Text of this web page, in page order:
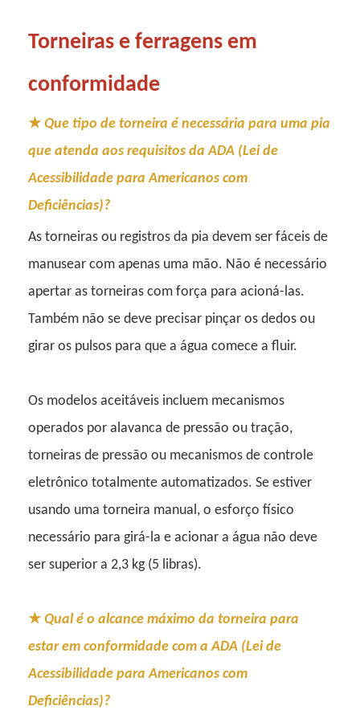
Torneiras e ferragens em
conformidade
★ Que tipo de torneira é necessária para uma pia
que atenda aos requisitos da ADA (Lei de
Acessibilidade para Americanos com
Deficiências)?
As torneiras ou registros da pia devem ser fáceis de
manusear com apenas uma mão. Não é necessário
apertar as torneiras com força para acioná-las.
Também não se deve precisar pinçar os dedos ou
girar os pulsos para que a água comece a fluir.
Os modelos aceitáveis ​​incluem mecanismos
operados por alavanca de pressão ou tração,
torneiras de pressão ou mecanismos de controle
eletrônico totalmente automatizados. Se estiver
usando uma torneira manual, o esforço físico
necessário para girá-la e acionar a água não deve
ser superior a 2,3 kg (5 libras).
★ Qual é o alcance máximo da torneira para
estar em conformidade com a ADA (Lei de
Acessibilidade para Americanos com
Deficiências)?